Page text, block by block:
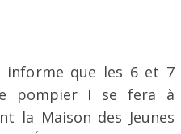
informe que les 6 et 7
pompier I se fera à
la Maison des Jeunes